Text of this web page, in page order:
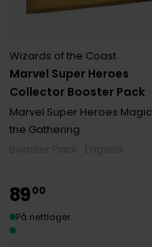
Marvel Super Heroes
Collector Booster Pack
Wizards of the Coast
Marvel Super Heroes Magic
the Gathering
8900
På nettlager